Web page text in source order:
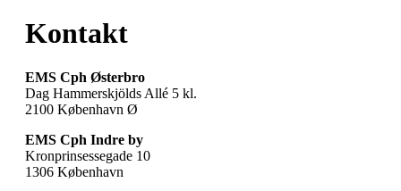
Kontakt
EMS Cph Østerbro
Dag Hammerskjölds Allé 5 kl.
2100 København Ø
EMS Cph Indre by
Kronprinsessegade 10
1306 København